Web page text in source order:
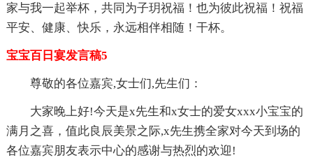
家与我一起举杯，共同为子玥祝福！也为彼此祝福！祝福
平安、健康、快乐，永远相伴相随！干杯。
宝宝百日宴发言稿5
尊敬的各位嘉宾,女士们,先生们：
大家晚上好!今天是x先生和x女士的爱女xxx小宝宝的
满月之喜，值此良辰美景之际,x先生携全家对今天到场的
各位嘉宾朋友表示中心的感谢与热烈的欢迎!